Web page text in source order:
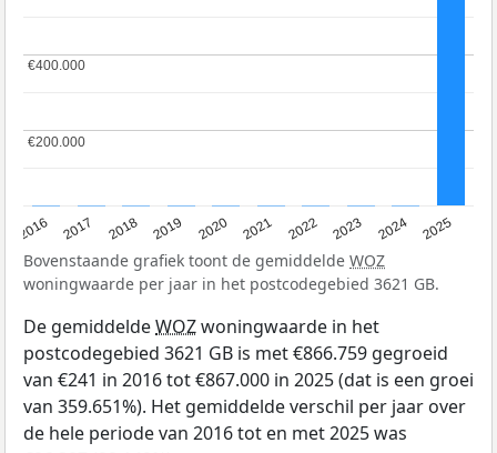
2016 2017 2018 2019 2020 2021 2022 2023 2024 2025
€200.000
€200.000
€400.000
€400.000
Bovenstaande grafiek toont de gemiddelde WOZ
woningwaarde per jaar in het postcodegebied 3621 GB.
De gemiddeldeWOZwoningwaarde in het
postcodegebied 3621 GB is met €866.759 gegroeid
van €241 in 2016 tot €867.000 in 2025 (dat is een groei
van 359.651%). Het gemiddelde verschil per jaar over
de hele periode van 2016 tot en met 2025 was